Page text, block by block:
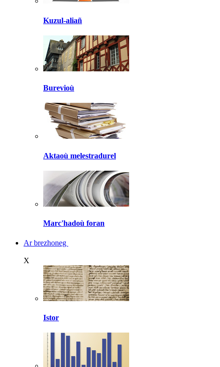
Kuzul-aliañ
Burevioù
Aktaoù melestradurel
Marc'hadoù foran
Ar brezhoneg
X
Istor